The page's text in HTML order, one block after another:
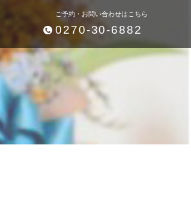
ご予約・お問い合わせはこちら
0270-30-6882